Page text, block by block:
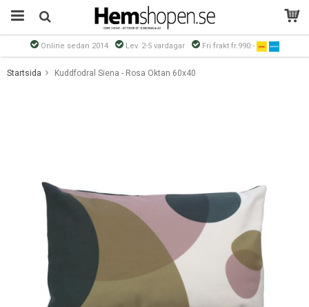
Online sedan 2014 Lev. 2-5 vardagar Fri frakt fr.990:-
Startsida Kuddfodral Siena - Rosa Oktan 60x40